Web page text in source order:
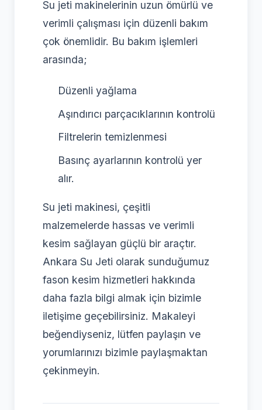
Su jeti makinelerinin uzun ömürlü ve
verimli çalışması için düzenli bakım
çok önemlidir. Bu bakım işlemleri
arasında;
Düzenli yağlama
Aşındırıcı parçacıklarının kontrolü
Filtrelerin temizlenmesi
Basınç ayarlarının kontrolü yer
alır.
Su jeti makinesi, çeşitli
malzemelerde hassas ve verimli
kesim sağlayan güçlü bir araçtır.
Ankara Su Jeti olarak sunduğumuz
fason kesim hizmetleri hakkında
daha fazla bilgi almak için bizimle
iletişime geçebilirsiniz. Makaleyi
beğendiyseniz, lütfen paylaşın ve
yorumlarınızı bizimle paylaşmaktan
çekinmeyin.